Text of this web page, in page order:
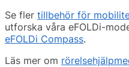
Se fler tillbehör för
utforska våra eFOLDi-
eFOLDi Compass.
Läs mer om